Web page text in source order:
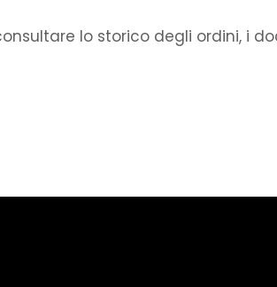
lo storico degli ordini, i